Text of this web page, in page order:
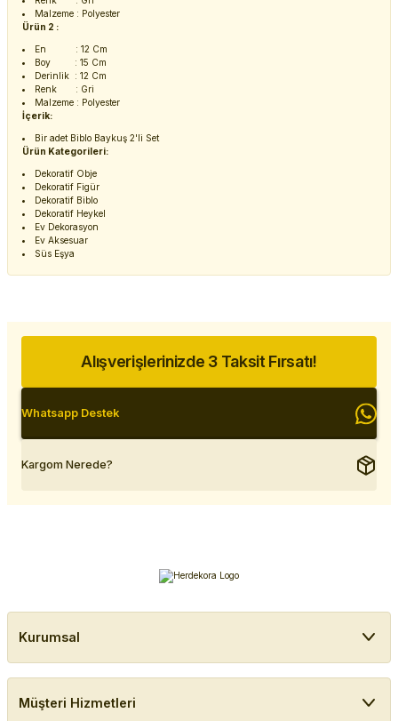
Malzeme : Polyester
Ürün 2 :
En : 12 Cm
Boy : 15 Cm
Derinlik : 12 Cm
Renk : Gri
Malzeme : Polyester
İçerik:
Bir adet Biblo Baykuş 2'li Set
Ürün Kategorileri:
Dekoratif Obje
Dekoratif Figür
Dekoratif Biblo
Dekoratif Heykel
Ev Dekorasyon
Ev Aksesuar
Süs Eşya
Alışverişlerinizde 3 Taksit Fırsatı!
Whatsapp Destek
Kargom Nerede?
Kurumsal
Müşteri Hizmetleri